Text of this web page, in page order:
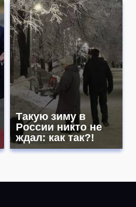
Такую зиму в
России никто не
ждал: как так?!